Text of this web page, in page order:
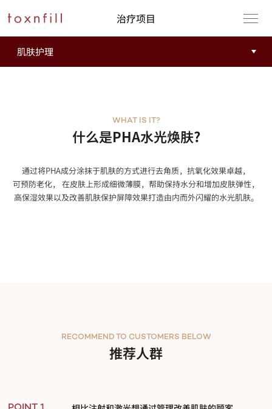
治疗项目
什么是PHA水光焕肤?
WHAT IS IT?
通过将PHA成分涂抹于肌肤的方式进行去角质，抗氧化效果卓越，
可预防老化， 在皮肤上形成细微薄膜，帮助保持水分和增加皮肤弹性，
高保湿效果以及改善肌肤保护屏障效果打造由内而外闪耀的水光肌肤。
推荐人群
RECOMMEND TO CUSTOMERS BELOW